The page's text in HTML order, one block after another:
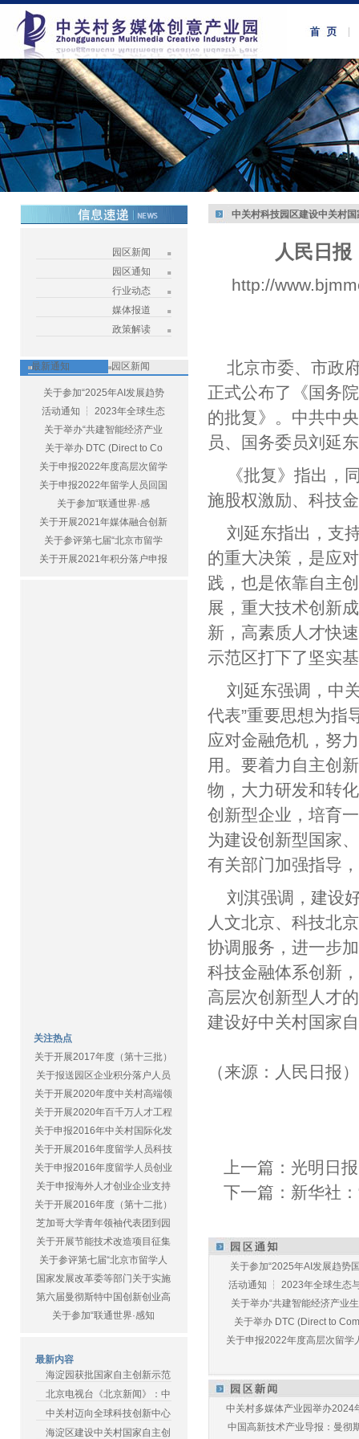
园区新闻
园区通知
行业动态
媒体报道
政策解读
最新通知 园区新闻
关于参加“2025年AI发展趋势
活动通知 ┆ 2023年全球生态
关于举办“共建智能经济产业
关于举办 DTC (Direct to Co
关于申报2022年度高层次留学
关于申报2022年留学人员回国
关于参加“联通世界·感
关于开展2021年媒体融合创新
关于参评第七届“北京市留学
关于开展2021年积分落户申报
关注热点
关于开展2017年度（第十三批）
关于报送园区企业积分落户人员
关于开展2020年度中关村高端领
关于开展2020年百千万人才工程
关于申报2016年中关村国际化发
关于开展2016年度留学人员科技
关于申报2016年度留学人员创业
关于申报海外人才创业企业支持
关于开展2016年度（第十二批）
芝加哥大学青年领袖代表团到园
关于开展节能技术改造项目征集
关于参评第七届“北京市留学人
国家发展改革委等部门关于实施
第六届曼彻斯特中国创新创业高
关于参加“联通世界·感知
最新内容
海淀园获批国家自主创新示范
北京电视台《北京新闻》：中
中关村迈向全球科技创新中心
海淀区建设中关村国家自主创
中关村科技园区建设中关村
人民日
http://
北京市委、市政
正式公布了《国务
的批复》。中共中
员、国务委员刘延
《批复》指出，
施股权激励、科技
刘延东指出，支
的重大决策，是应
践，也是依靠自主
展，重大技术创新
新，高素质人才快
示范区打下了坚实
刘延东强调，中
代表”重要思想为指
应对金融危机，努
用。要着力自主创
物，大力研发和转
创新型企业，培育
为建设创新型国家
有关部门加强指导
刘淇强调，建设
人文北京、科技北
协调服务，进一步
科技金融体系创新
高层次创新型人才
建设好中关村国家
（来源：人民日报）
上一篇： 光明日
下一篇： 新华社
关于参加“2025年AI发展趋势
活动通知 ┆ 2023年全球生态
关于举办“共建智能经济产业
关于举办 DTC (Direct to
关于申报2022年度高层次留学
中关村多媒体产业园举办2024
中国高新技术产业导报：曼彻